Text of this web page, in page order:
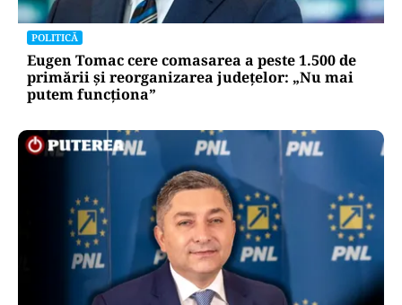
POLITICĂ
Eugen Tomac cere comasarea a peste 1.500 de
primării și reorganizarea județelor: „Nu mai
putem funcționa”